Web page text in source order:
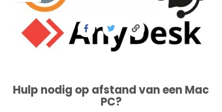
Hulp nodig op afstand van een Mac
PC?